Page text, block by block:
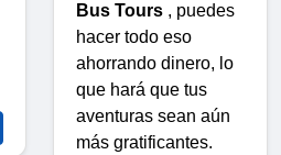
Bus Tours , puedes
hacer todo eso
ahorrando dinero, lo
que hará que tus
aventuras sean aún
más gratificantes.